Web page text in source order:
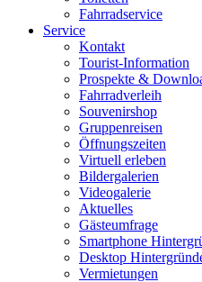
Fahrradservice
Service
Kontakt
Tourist-Information
Prospekte &
Fahrradverleih
Souvenirshop
Gruppenreisen
Öffnungszeiten
Virtuell erleben
Bildergalerien
Videogalerie
Aktuelles
Gästeumfrage
Smartphone
Desktop
Vermietungen